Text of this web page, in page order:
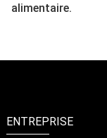
alimentaire.
ENTREPRISE